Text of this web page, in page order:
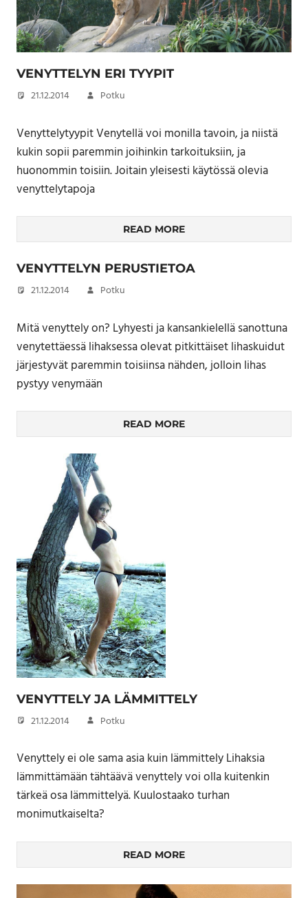
VENYTTELYN ERI TYYPIT
21.12.2014 Potku
Venyttelytyypit Venytellä voi monilla tavoin, ja niistä
kukin sopii paremmin joihinkin tarkoituksiin, ja
huonommin toisiin. Joitain yleisesti käytössä olevia
venyttelytapoja
READ MORE
VENYTTELYN PERUSTIETOA
21.12.2014 Potku
Mitä venyttely on? Lyhyesti ja kansankielellä sanottuna
venytettäessä lihaksessa olevat pitkittäiset lihaskuidut
järjestyvät paremmin toisiinsa nähden, jolloin lihas
pystyy venymään
READ MORE
VENYTTELY JA LÄMMITTELY
21.12.2014 Potku
Venyttely ei ole sama asia kuin lämmittely Lihaksia
lämmittämään tähtäävä venyttely voi olla kuitenkin
tärkeä osa lämmittelyä. Kuulostaako turhan
monimutkaiselta?
READ MORE